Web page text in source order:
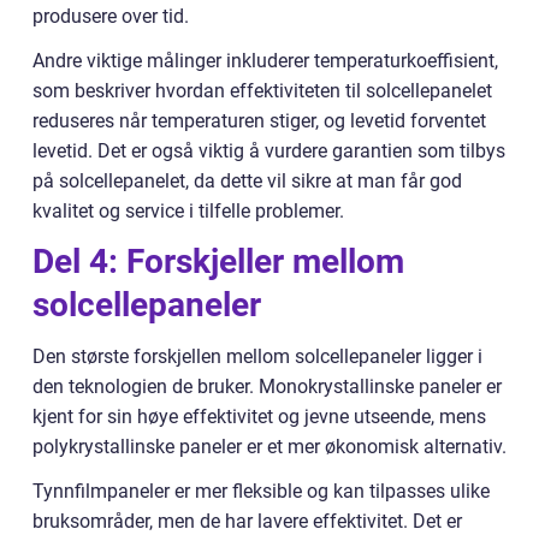
produsere over tid.
Andre viktige målinger inkluderer temperaturkoeffisient,
som beskriver hvordan effektiviteten til solcellepanelet
reduseres når temperaturen stiger, og levetid forventet
levetid. Det er også viktig å vurdere garantien som tilbys
på solcellepanelet, da dette vil sikre at man får god
kvalitet og service i tilfelle problemer.
Del 4: Forskjeller mellom
solcellepaneler
Den største forskjellen mellom solcellepaneler ligger i
den teknologien de bruker. Monokrystallinske paneler er
kjent for sin høye effektivitet og jevne utseende, mens
polykrystallinske paneler er et mer økonomisk alternativ.
Tynnfilmpaneler er mer fleksible og kan tilpasses ulike
bruksområder, men de har lavere effektivitet. Det er